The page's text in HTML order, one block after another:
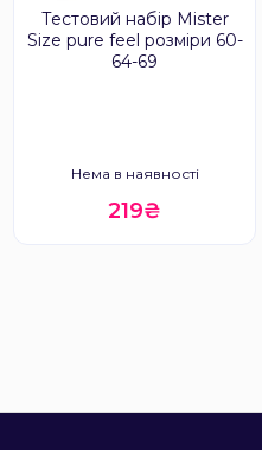
Тестовий набір Mister
Size pure feel розміри 60-
64-69
Нема в наявності
219₴